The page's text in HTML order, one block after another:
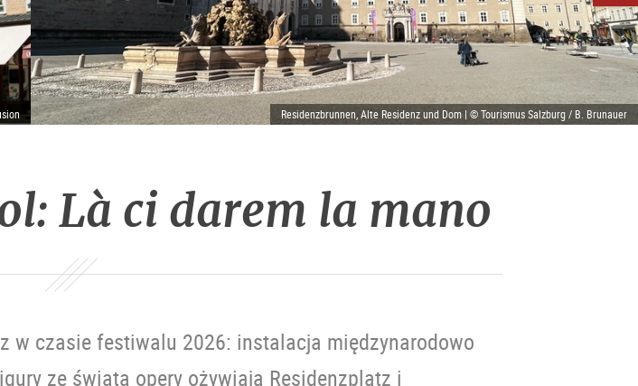
Residenzbrunnen, Alte Residenz und Dom | © Tourismus Salzburg / B. Brunauer
Là ci darem la mano
w czasie festiwalu 2026: instalacja międzynarodowo
ze świata opery ożywiają Residenzplatz i